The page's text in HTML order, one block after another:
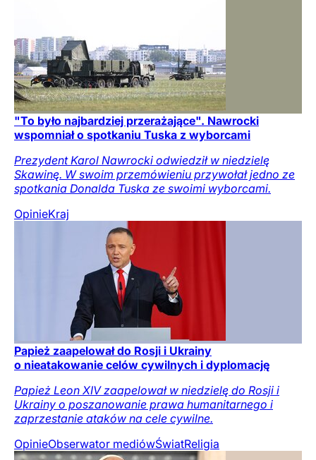
"To było najbardziej przerażające". Nawrocki
wspomniał o spotkaniu Tuska z wyborcami
Prezydent Karol Nawrocki odwiedził w niedzielę
Skawinę. W swoim przemówieniu przywołał jedno ze
spotkania Donalda Tuska ze swoimi wyborcami.
OpinieKraj
Papież zaapelował do Rosji i Ukrainy
o nieatakowanie celów cywilnych i dyplomację
Papież Leon XIV zaapelował w niedzielę do Rosji i
Ukrainy o poszanowanie prawa humanitarnego i
zaprzestanie ataków na cele cywilne.
OpinieObserwator mediówŚwiatReligia